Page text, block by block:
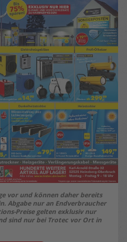
vor und können daher bereits
Abgabe nur an Endverbraucher
­Preise gelten exklusiv nur
sind nur bei Trotec vor Ort in